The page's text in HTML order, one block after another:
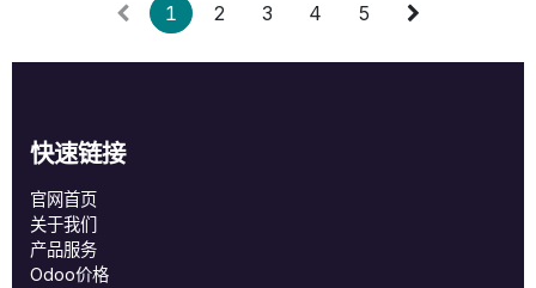
1 2 3 4 5
快速链接
官网首页
关于我们
产品服务
Odoo价格